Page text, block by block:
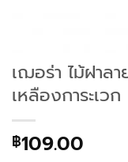
เฌอร่า ไม้ฝาล
เหลืองการะเวก
฿109.00